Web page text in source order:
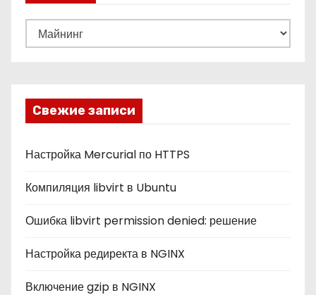
у
к
и
Свежие записи
Настройка Mercurial по HTTPS
Компиляция libvirt в Ubuntu
Ошибка libvirt permission denied: решение
Настройка редиректа в NGINX
Включение gzip в NGINX